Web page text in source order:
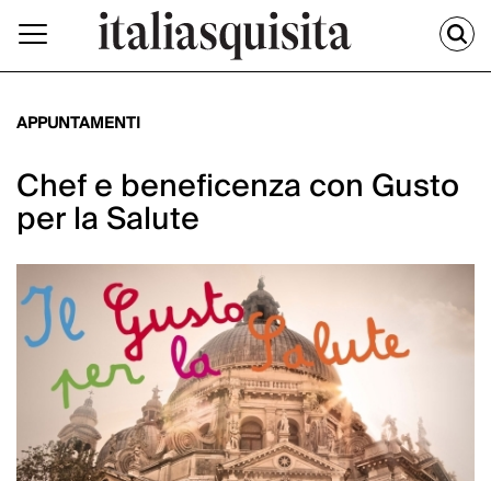
APPUNTAMENTI
Chef e beneficenza con Gusto
per la Salute